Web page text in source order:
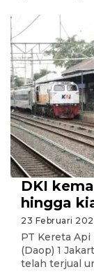
DKI
hingga
23 Februari
PT Kereta
(Daop) 1
telah terjual